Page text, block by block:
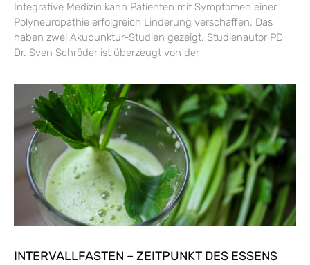
Integrative Medizin kann Patienten mit Symptomen einer
Polyneuropathie erfolgreich Linderung verschaffen. Das
haben zwei Akupunktur-Studien gezeigt. Studienautor PD
Dr. Sven Schröder ist überzeugt von der
INTERVALLFASTEN – ZEITPUNKT DES ESSENS